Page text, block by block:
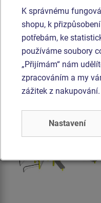
ostrými úlomky).
pozinkovaný nebo
Produkt - WS-8023K-15
Street workoutová
K správnému
shopu, k
potřebám, ke
používáme soubory
„Přijímám“ nám
zpracováním a my
zážitek z nakupování.
Nastavení